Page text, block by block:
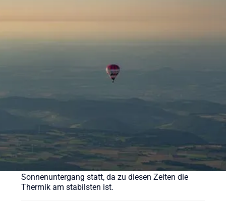
verschiedene Pakete für unsere Ballonfahrten an,
sehen Sie sich gerne auf der Webseite um.
90 Minuten, das gesamte Erlebnis inklusive
Vorbereitung und Taufe dauert ca. 3-4 Stunden.
Wann ist die beste Zeit für eine Ballonfahrt?
Ballonfahrten finden meist früh morgens nach
Sonnenaufgang oder am späten Nachmittag vor
Sonnenuntergang statt, da zu diesen Zeiten die
Thermik am stabilsten ist.